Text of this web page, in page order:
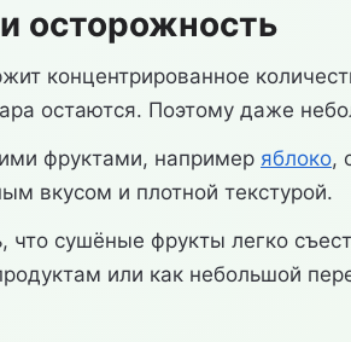
осторожность
концентрированное
остаются. Поэтому даже
фруктами, например яблоко,
вкусом и плотной текстурой.
что сушёные фрукты легко
или как небольшой